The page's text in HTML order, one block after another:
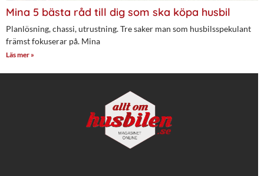
Mina 5 bästa råd till dig som ska köpa husbil
Planlösning, chassi, utrustning. Tre saker man som husbilsspekulant
främst fokuserar på. Mina
Läs mer »